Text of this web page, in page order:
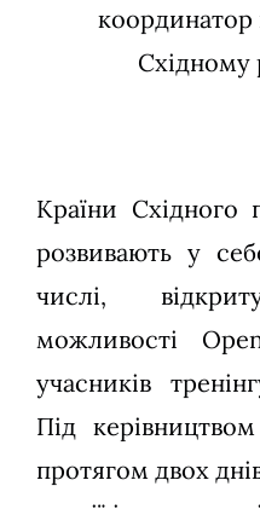
координатор
Східному
Країни Східного
розвивають у
числі,
можливості
учасників
Під
протягом двох